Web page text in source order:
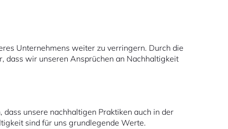
Unternehmens weiter zu verringern. Durch die
dass wir unseren Ansprüchen an Nachhaltigkeit
unsere nachhaltigen Praktiken auch in der
sind für uns grundlegende Werte.